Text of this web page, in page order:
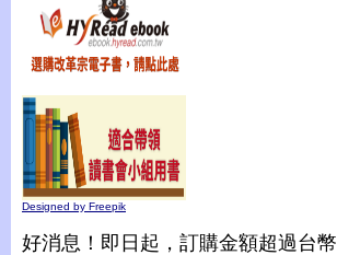
Designed by Freepik
好消息！即日起，訂購金額超過台幣